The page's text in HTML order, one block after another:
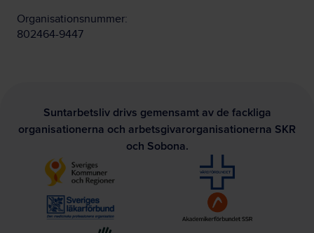
Organisationsnummer:
802464-9447
Suntarbetsliv drivs gemensamt av de fackliga
organisationerna och arbetsgivarorganisationerna SKR
och Sobona.